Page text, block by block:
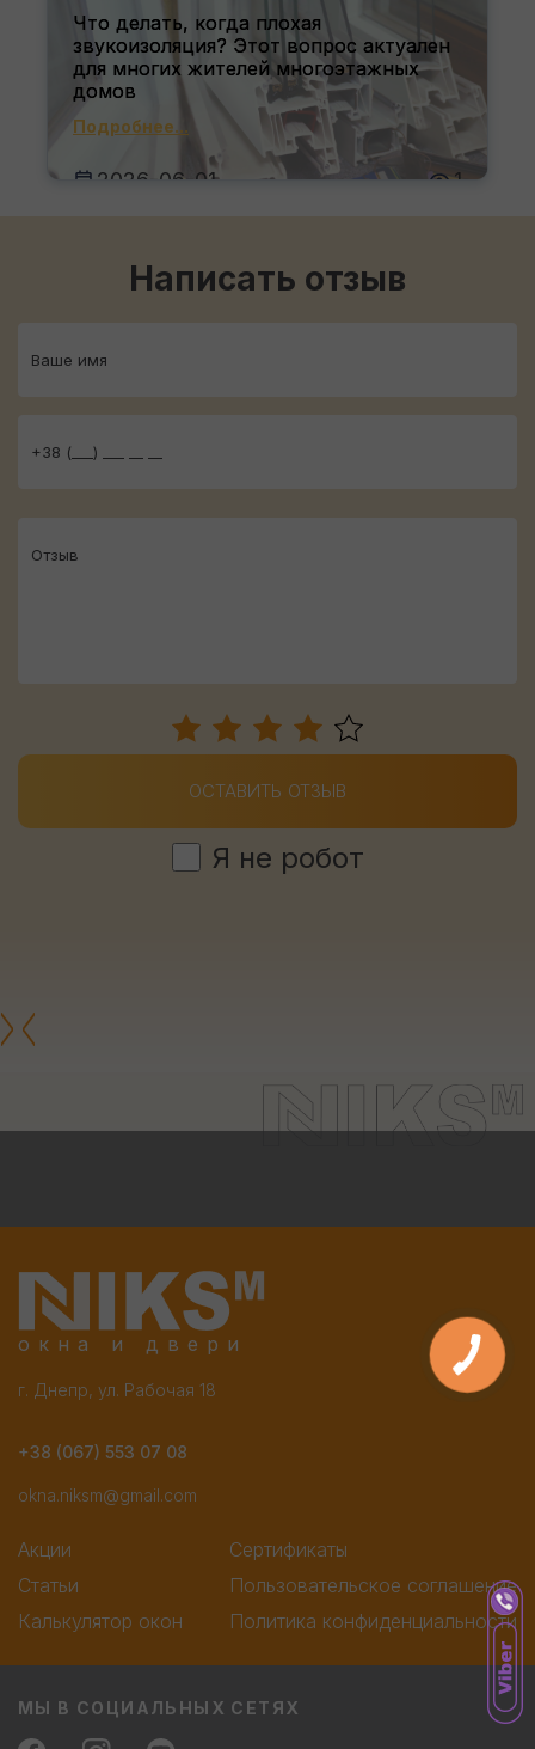
Что делать, когда плохая
звукоизоляция? Этот вопрос актуален
для многих жителей многоэтажных
домов
Подробнее...
2026-06-01 1
Написать отзыв
ОСТАВИТЬ ОТЗЫВ
Я не робот
окна и двери
г. Днепр, ул. Рабочая 18
+38 (067) 553 07 08
okna.niksm@gmail.com
Акции
Статьи
Калькулятор окон
Сертификаты
Пользовательское соглашение
Политика конфиденциальности
МЫ В СОЦИАЛЬНЫХ СЕТЯХ